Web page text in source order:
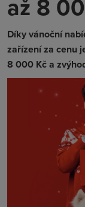
až 8
Díky vánoční
zařízení za cenu
8 000 Kč a